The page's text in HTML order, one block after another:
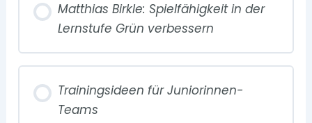
Matthias Birkle: Spielfähigkeit in der
Lernstufe Grün verbessern
Trainingsideen für Juniorinnen-
Teams